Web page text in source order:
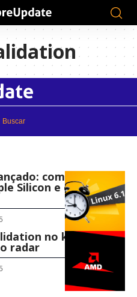
Buscar
com mudanças
Silicon e correções
no kernel
radar